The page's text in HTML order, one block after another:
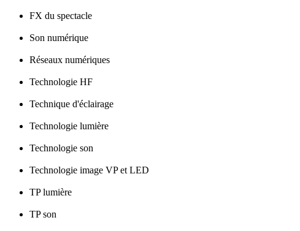
FX du spectacle
Son numérique
Réseaux numériques
Technologie HF
Technique d'éclairage
Technologie lumière
Technologie son
Technologie image VP et LED
TP lumière
TP son